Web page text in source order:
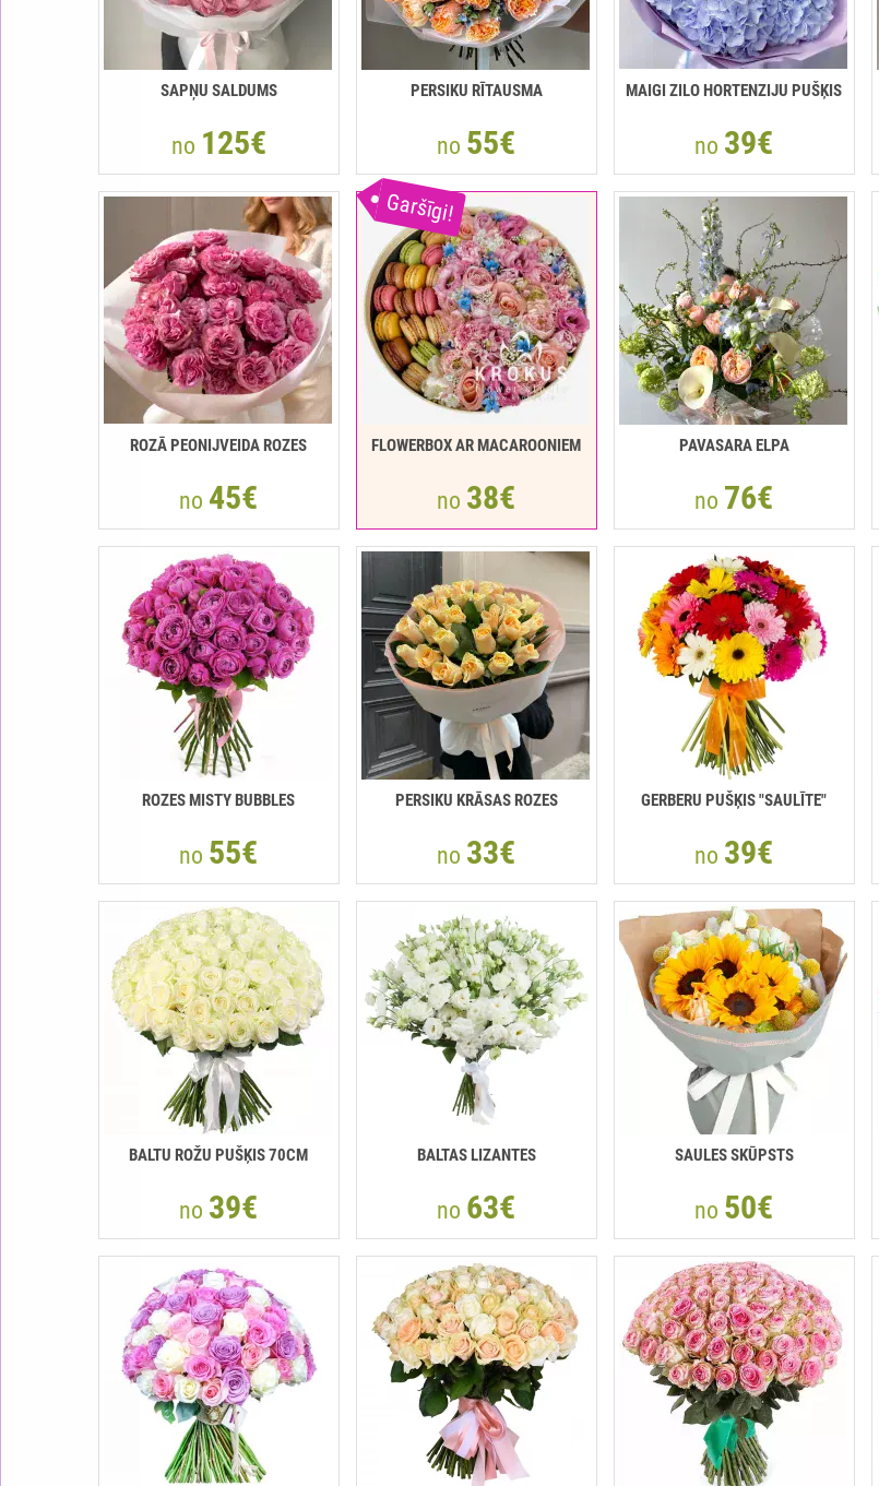
SAPŅU SALDUMS
no 125€
PERSIKU RĪTAUSMA
no 55€
MAIGI ZILO HORTENZIJU PUŠĶIS
no 39€
ROZĀ PEONIJVEIDA ROZES
no 45€
Garšīgi!
FLOWERBOX AR MACAROONIEM
no 38€
PAVASARA ELPA
no 76€
ROZES MISTY BUBBLES
no 55€
РERSIKU KRĀSAS ROZES
no 33€
GERBERU PUŠĶIS "SAULĪTE"
no 39€
BALTU ROŽU PUŠĶIS 70CM
no 39€
BALTAS LIZANTES
no 63€
SAULES SKŪPSTS
no 50€